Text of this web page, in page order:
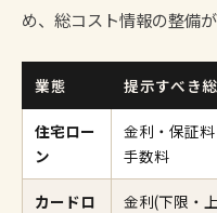
め、総コスト情報の整備
業態 提示すべき
住宅ロー
ン
金利・保証
手数料
カードロ
金利(下限・